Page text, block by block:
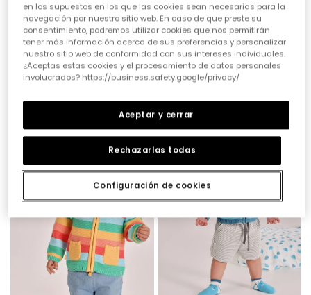
Jaqueta nadó pelfa verda
-50% -50%
en los supuestos en los que las cookies sean necesarias para la
navegación por nuestro sitio web. En caso de que preste su
consentimiento, podremos utilizar cookies que nos permitirán
tener más información acerca de sus preferencias y personalizar
nuestro sitio web de conformidad con sus intereses individuales.
¿Aceptas estas cookies y el procesamiento de datos personales
involucrados? https://business.safety.google/privacy/
Configuración de cookies
Rechazarlas todas
Aceptar y cerrar